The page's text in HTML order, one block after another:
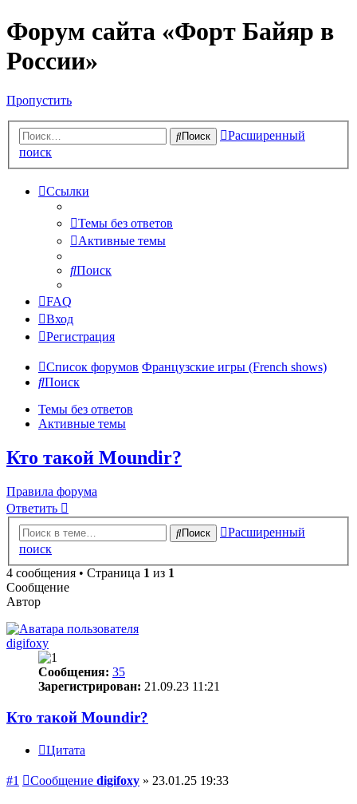
Форум сайта «Форт Байяр в
России»
Пропустить
Поиск
Расширенный
поиск
Ссылки
Темы без ответов
Активные темы
Поиск
FAQ
Вход
Регистрация
Список форумов Французские игры (French shows)
Поиск
Темы без ответов
Активные темы
Кто такой Moundir?
Правила форума
Ответить
Поиск
Расширенный
поиск
4 сообщения • Страница 1 из 1
Сообщение
Автор
digifoxy
Сообщения: 35
Зарегистрирован: 21.09.23 11:21
Кто такой Moundir?
Цитата
#1 Сообщение digifoxy » 23.01.25 19:33